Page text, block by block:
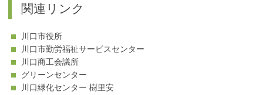
関連リンク
川口市役所
川口市勤労福祉サービスセンター
川口商工会議所
グリーンセンター
川口緑化センター 樹里安